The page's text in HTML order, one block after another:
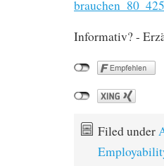
Informativ? -
Filed under